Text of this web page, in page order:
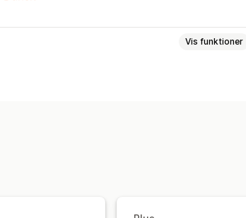
Vis funktioner